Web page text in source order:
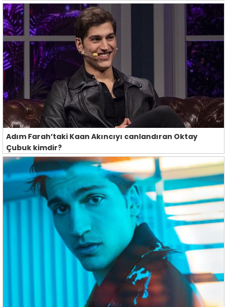
Adım Farah’taki Kaan Akıncıyı canlandıran Oktay
Çubuk kimdir?